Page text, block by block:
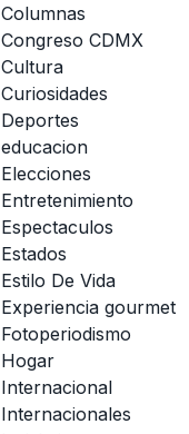
Columnas
Congreso CDMX
Cultura
Curiosidades
Deportes
educacion
Elecciones
Entretenimiento
Espectaculos
Estados
Estilo De Vida
Experiencia gourmet
Fotoperiodismo
Hogar
Internacional
Internacionales